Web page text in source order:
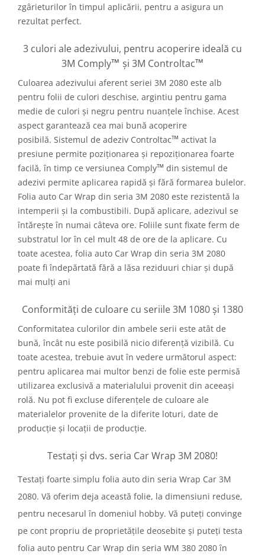
zgârieturilor în timpul aplicării, pentru a asigura un
rezultat perfect.
3 culori ale adezivului, pentru acoperire ideală cu
3M Comply™ și 3M Controltac™
Culoarea adezivului aferent seriei 3M 2080 este alb
pentru folii de culori deschise, argintiu pentru gama
medie de culori și negru pentru nuanțele închise. Acest
aspect garantează cea mai bună acoperire
posibilă. Sistemul de adeziv Controltac™ activat la
presiune permite poziționarea și repoziționarea foarte
facilă, în timp ce versiunea Comply™ din sistemul de
adezivi permite aplicarea rapidă și fără formarea bulelor.
Folia auto Car Wrap din seria 3M 2080 este rezistentă la
intemperii și la combustibili. După aplicare, adezivul se
întărește în numai câteva ore. Foliile sunt fixate ferm de
substratul lor în cel mult 48 de ore de la aplicare. Cu
toate acestea, folia auto Car Wrap din seria 3M 2080
poate fi îndepărtată fără a lăsa reziduuri chiar și după
mai mulți ani
Conformități de culoare cu seriile 3M 1080 și 1380
Conformitatea culorilor din ambele serii este atât de
bună, încât nu este posibilă nicio diferență vizibilă. Cu
toate acestea, trebuie avut în vedere următorul aspect:
pentru aplicarea mai multor benzi de folie este permisă
utilizarea exclusivă a materialului provenit din aceeași
rolă. Nu pot fi excluse diferențele de culoare ale
materialelor provenite de la diferite loturi, date de
producție și locații de producție.
Testați și dvs. seria Car Wrap 3M 2080!
Testați foarte simplu folia auto din seria Wrap Car 3M
2080. Vă oferim deja această folie, la dimensiuni reduse,
pentru necesarul în domeniul hobby. Vă puteți convinge
pe cont propriu de proprietățile deosebite și puteți testa
folia auto pentru Car Wrap din seria WM 380 2080 în